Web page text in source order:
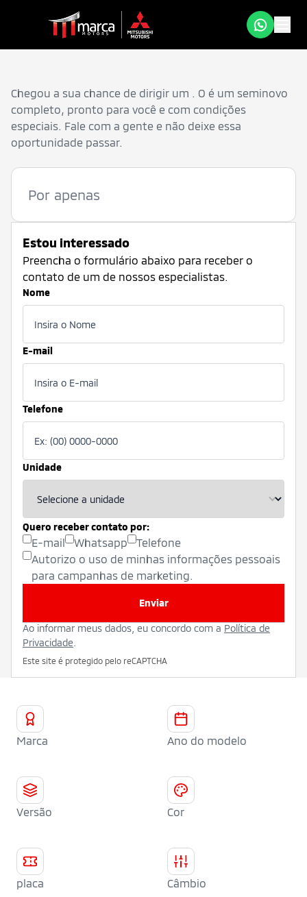
Chegou a sua chance de dirigir um . O é um seminovo
completo, pronto para você e com condições
especiais. Fale com a gente e não deixe essa
oportunidade passar.
Por apenas
Estou interessado
Preencha o formulário abaixo para receber o
contato de um de nossos especialistas.
Nome
E-mail
Telefone
Unidade
Quero receber contato por:
E-mail Whatsapp
Telefone
Autorizo o uso de minhas informações pessoais
para campanhas de marketing.
Enviar
Ao informar meus dados, eu concordo com a Política de
Privacidade
Este site é protegido pelo reCAPTCHA
Marca Ano do modelo
Versão Cor
placa Câmbio